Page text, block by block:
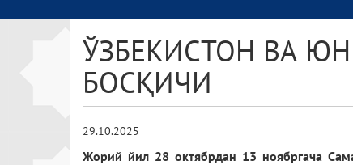
ЎЗБЕКИСТОН ВА
БОСҚИЧИ
29.10.2025
Жорий йил 28 октябрдан 13 ноябргача